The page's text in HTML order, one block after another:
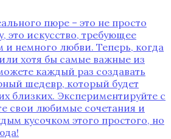
пюре – это не просто
это искусство‚ требующее
и немного любви. Теперь‚ когда
хотя бы самые важные из
каждый раз создавать
шедевр‚ который будет
близких. Экспериментируйте с
свои любимые сочетания и
кусочком этого простого‚ но